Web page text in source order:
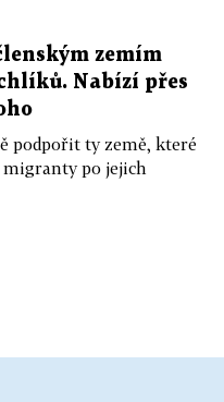
zemím
Nabízí přes
podpořit ty země, které
po jejich